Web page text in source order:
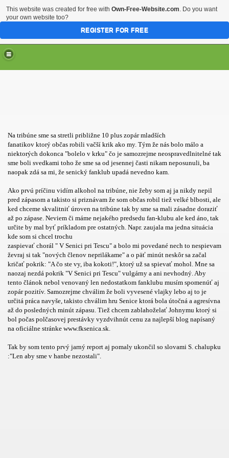
Na tribúne sme sa stretli približne 10 plus zopár mladších
fanatikov ktorý občas robili vačší krik ako my. Tým že nás bolo málo a
niektorých dokonca "bolelo v krku" čo je samozrejme neospravedlnitelné tak
sme boli svedkami toho že sme sa od jesennej časti nikam neposunuli, ba
naopak zdá sa mi, že senický fanklub upadá nevedno kam.
Ako prvú príčinu vidím alkohol na tribúne, nie žeby som aj ja nikdy nepil
pred zápasom a takisto si priznávam že som občas robil tiež velké blbosti, ale
ked chceme skvalitniť úroven na tribúne tak by sme sa mali zásadne doraziť
až po zápase. Neviem či máme nejakého predsedu fan-klubu ale ked áno, tak
určite by mal byť príkladom pre ostatných. Napr. zaujala ma jedna situácia
kde som si chcel trochu
zaspievať chorál " V Senici pri Tescu" a bolo mi povedané nech to nespievam
ževraj si tak "nových členov neprilákame" a o päť minút neskôr sa začal
kričať pokrik: "A čo ste vy, iba kokoti!", ktorý už sa spievať mohol. Mne sa
naozaj nezdá pokrik "V Senici pri Tescu" vulgárny a ani nevhodný. Aby
tento článok nebol venovaný len nedostatkom fanklubu musím spomenúť aj
zopár pozitív. Samozrejme chválim že boli vyvesené vlajky lebo aj to je
určitá práca navyše, takisto chválim hru Senice ktorá bola útočná a agresívna
až do posledných minút zápasu. Tiež chcem zablahoželať Johnymu ktorý si
bol počas polčasovej prestávky vyzdvihnút cenu za najlepší blog napísaný
na oficiálne stránke www.fksenica.sk.
Tak by som tento prvý jarný report aj pomaly ukončil so slovami S. chalupku
:"Len aby sme v hanbe nezostali".
This website was created for free with Own-Free-Website.com. Do you want
your own website too?
REGISTER FOR FREE